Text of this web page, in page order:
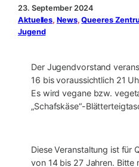
23. September 2024
Aktuelles, News, Queeres
Jugend
Der Jugendvorstand
16 bis voraussichtlich 21
Es wird vegane bzw.
„Schafskäse“-
Diese Veranstaltung ist für
von 14 bis 27 Jahren. Bitte